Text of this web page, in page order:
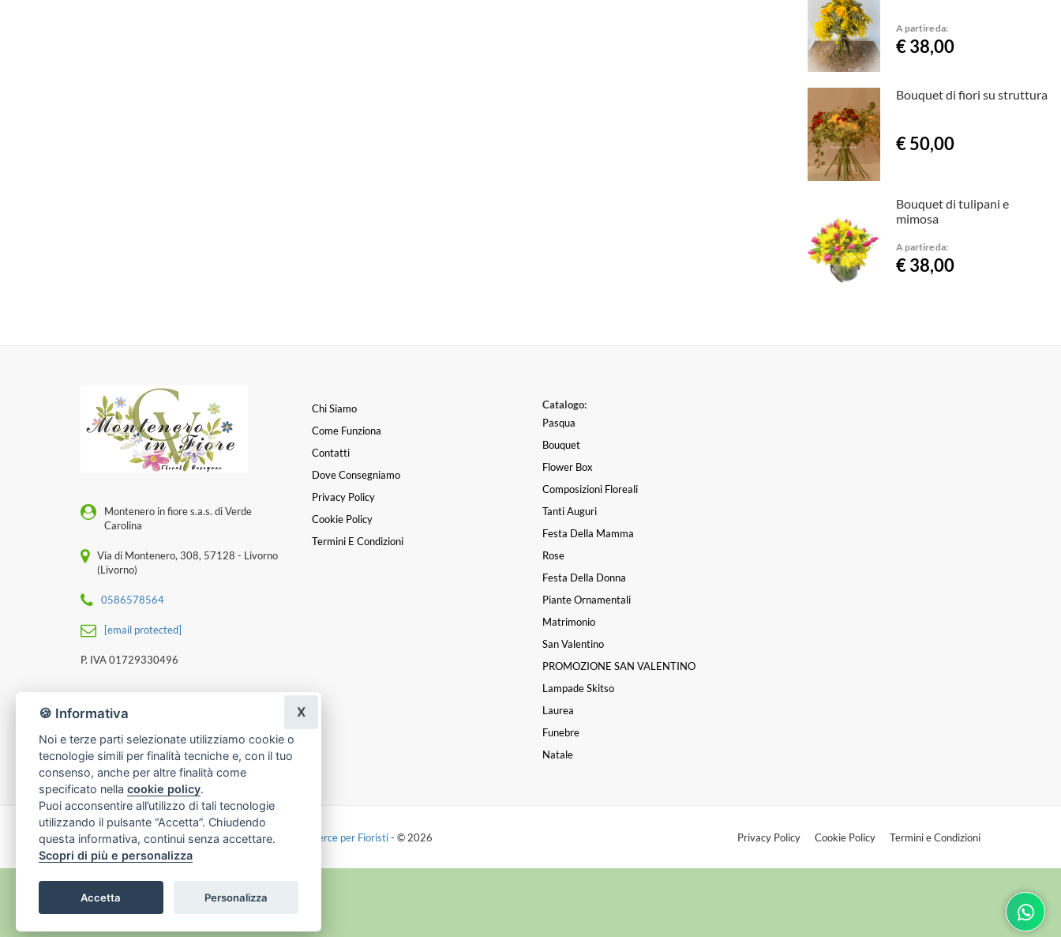
A partire da:
€ 38,00
Bouquet di fiori su struttura
€ 50,00
Bouquet di tulipani e
mimosa
A partire da:
€ 38,00
Montenero in fiore s.a.s. di Verde
Carolina
Via di Montenero, 308, 57128 - Livorno
(Livorno)
0586578564
[email protected]
P. IVA 01729330496
Chi Siamo
Come Funziona
Contatti
Dove Consegniamo
Privacy Policy
Cookie Policy
Termini E Condizioni
Catalogo:
Pasqua
Bouquet
Flower Box
Composizioni Floreali
Tanti Auguri
Festa Della Mamma
Rose
Festa Della Donna
Piante Ornamentali
Matrimonio
San Valentino
PROMOZIONE SAN VALENTINO
Lampade Skitso
Laurea
Funebre
Natale
Made with byInfoser.it-Realizzazione Siti ecommerce per Fioristi- © 2026 Privacy Policy Cookie Policy Termini e Condizioni
🍪 Informativa
Noi e terze parti selezionate utilizziamo cookie o
tecnologie simili per finalità tecniche e, con il tuo
consenso, anche per altre finalità come
specificato nella cookie policy.
Puoi acconsentire all’utilizzo di tali tecnologie
utilizzando il pulsante “Accetta”. Chiudendo
questa informativa, continui senza accettare.
Scopri di più e personalizza
Accetta Personalizza
X